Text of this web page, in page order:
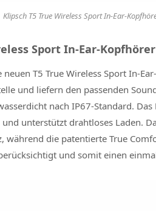
Klipsch T5 True Wireless Sport In-Ear-
Sport In-Ear-Kopfhörer
T5 True Wireless Sport In-
und liefern den passenden
nach IP67-Standard.
unterstützt drahtloses Laden.
während die patentierte True
und somit einen